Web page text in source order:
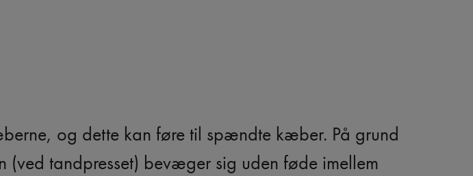
og dette kan føre til spændte kæber. På grund
tandpresset) bevæger sig uden føde imellem